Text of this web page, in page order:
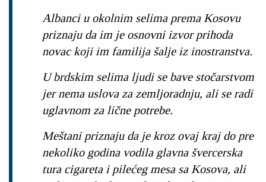
Albanci u okolnim selima prema Kosovu
priznaju da im je osnovni izvor prihoda
novac koji im familija šalje iz inostranstva.
U brdskim selima ljudi se bave stočarstvom
jer nema uslova za zemljoradnju, ali se radi
uglavnom za lične potrebe.
Meštani priznaju da je kroz ovaj kraj do pre
nekoliko godina vodila glavna švercerska
tura cigareta i pilećeg mesa sa Kosova, ali